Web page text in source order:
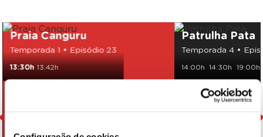
Praia Canguru
Temporada 1 • Episódio 23
13:30h 13:42h
Patrulha Pata
Temporada 4 •
14:00h 14:30h 19:00h